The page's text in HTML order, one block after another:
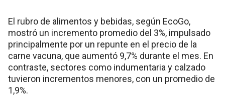
El rubro de alimentos y bebidas, según EcoGo,
mostró un incremento promedio del 3%, impulsado
principalmente por un repunte en el precio de la
carne vacuna, que aumentó 9,7% durante el mes. En
contraste, sectores como indumentaria y calzado
tuvieron incrementos menores, con un promedio de
1,9%.